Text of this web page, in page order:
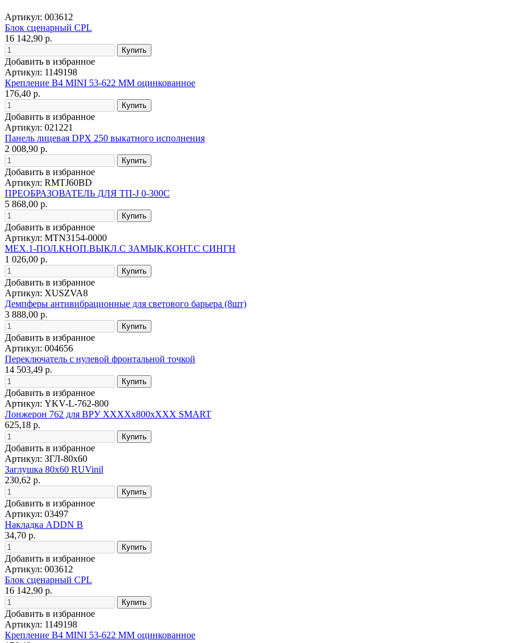
Артикул: 003612
Блок сценарный CPL
16 142,90 р.
Добавить в избранное
Артикул: 1149198
Крепление B4 MINI 53-622 ММ оцинкованное
176,40 р.
Добавить в избранное
Артикул: 021221
Панель лицевая DPX 250 выкатного исполнения
2 008,90 р.
Добавить в избранное
Артикул: RMTJ60BD
ПРЕОБРАЗОВАТЕЛЬ ДЛЯ ТП-J 0-300C
5 868,00 р.
Добавить в избранное
Артикул: MTN3154-0000
МЕХ.1-ПОЛ.КНОП.ВЫКЛ.С ЗАМЫК.КОНТ.С СИНГН
1 026,00 р.
Добавить в избранное
Артикул: XUSZVA8
Демпферы антивибрационные для светового барьера (8шт)
3 888,00 р.
Добавить в избранное
Артикул: 004656
Переключатель с нулевой фронтальной точкой
14 503,49 р.
Добавить в избранное
Артикул: YKV-L-762-800
Лонжерон 762 для ВРУ ХХХХх800хХХХ SMART
625,18 р.
Добавить в избранное
Артикул: ЗГЛ-80х60
Заглушка 80х60 RUVinil
230,62 р.
Добавить в избранное
Артикул: 03497
Накладка ADDN B
34,70 р.
Добавить в избранное
Артикул: 003612
Блок сценарный CPL
16 142,90 р.
Добавить в избранное
Артикул: 1149198
Крепление B4 MINI 53-622 ММ оцинкованное